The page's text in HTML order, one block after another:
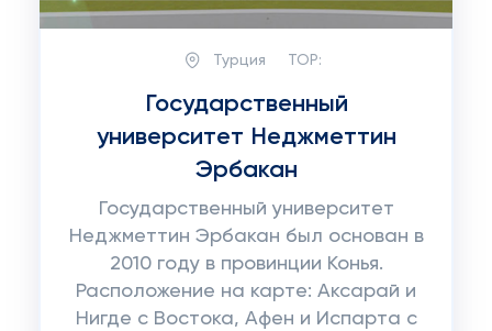
Турция TOP:
Государственный
университет Неджметтин
Эрбакан
Государственный университет
Неджметтин Эрбакан был основан в
2010 году в провинции Конья.
Расположение на карте: Аксарай и
Нигде с Востока, Афен и Испарта с